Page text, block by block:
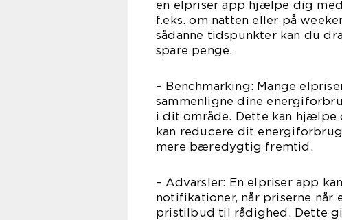
en elpriser app hjælpe dig
f.eks. om natten eller på
sådanne tidspunkter kan du
spare penge.
– Benchmarking: Mange
sammenligne dine
i dit område. Dette kan hjælpe
kan reducere dit
mere bæredygtig fremtid.
– Advarsler: En elpriser app
notifikationer, når priserne når
pristilbud til rådighed. Dette